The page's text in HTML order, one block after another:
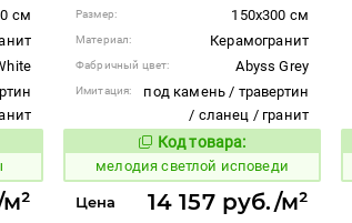
см Размер: 150x300 см
Материал: Керамогранит
Фабричный цвет: Abyss Grey
Имитация:
под камень / травертин
/ сланец / гранит
Код товара:
963535 Код товара:
мелодия светлой исповеди
Цена 14 157 руб./м²